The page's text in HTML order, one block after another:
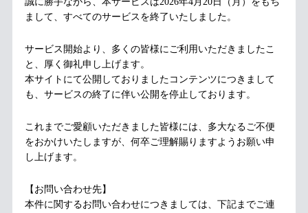
まして、すべてのサービスを終了いたしました。
サービス開始より、多くの皆様にご利用いただきましたこ
と、厚く御礼申し上げます。
本サイトにて公開しておりましたコンテンツにつきまして
も、サービスの終了に伴い公開を停止しております。
これまでご愛顧いただきました皆様には、多大なるご不便
をおかけいたしますが、何卒ご理解賜りますようお願い申
し上げます。
【お問い合わせ先】
本件に関するお問い合わせにつきましては、下記までご連